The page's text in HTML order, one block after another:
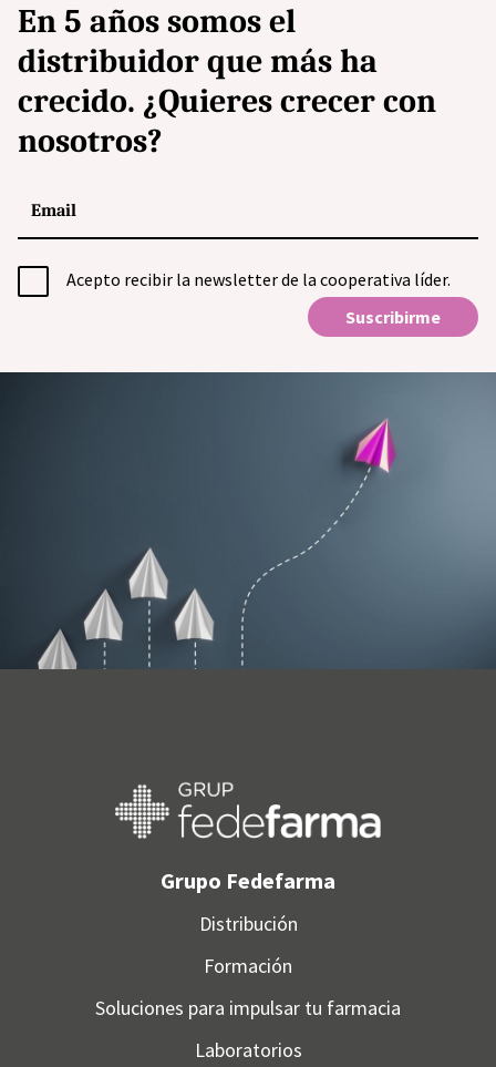
En 5 años somos el
distribuidor que más ha
crecido. ¿Quieres crecer con
nosotros?
Acepto recibir la newsletter de la cooperativa líder.
Suscribirme
Grupo Fedefarma
Distribución
Formación
Soluciones para impulsar tu farmacia
Laboratorios